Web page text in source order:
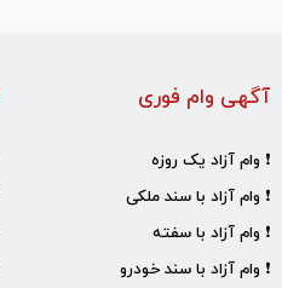
آگهی وام فوری
❗ وام آزاد یک روزه
❗ وام آزاد با سند ملکی
❗ وام آزاد با سفته
❗ وام آزاد با سند خودرو